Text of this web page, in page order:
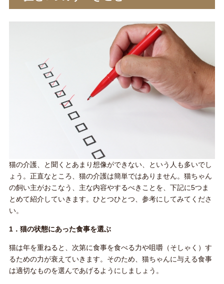
猫の介護、と聞くとあまり想像ができない、という人も多いでし
ょう。正直なところ、猫の介護は簡単ではありません。猫ちゃん
の飼い主がおこなう、主な内容やするべきことを、下記に5つま
とめて紹介していきます。ひとつひとつ、参考にしてみてくださ
い。
1．猫の状態にあった食事を選ぶ
猫は年を重ねると、次第に食事を食べる力や咀嚼（そしゃく）す
るための力が衰えていきます。そのため、猫ちゃんに与える食事
は適切なものを選んであげるようにしましょう。